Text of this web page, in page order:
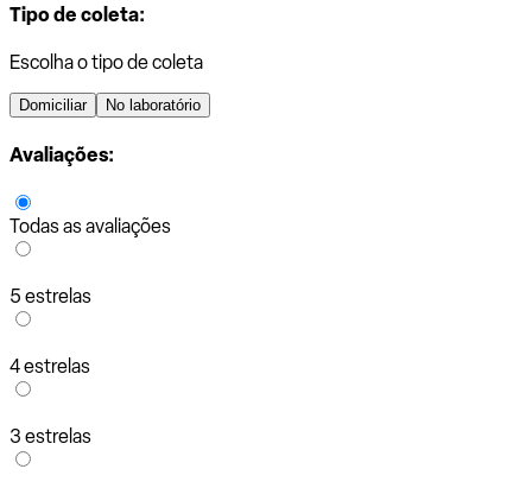
Tipo de coleta:
Escolha o tipo de coleta
Domiciliar No laboratório
Avaliações:
Todas as avaliações
5 estrelas
4 estrelas
3 estrelas